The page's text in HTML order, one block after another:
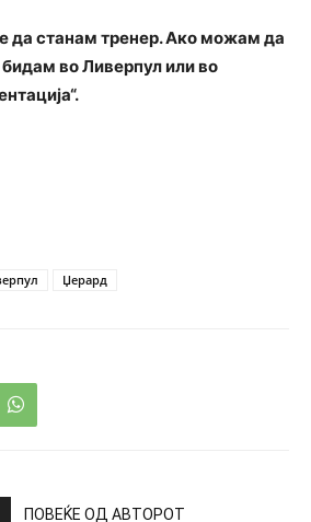
да станам тренер. Ако можам да
во Ливерпул или во
Џерард
ПОВЕЌЕ ОД АВТОРОТ